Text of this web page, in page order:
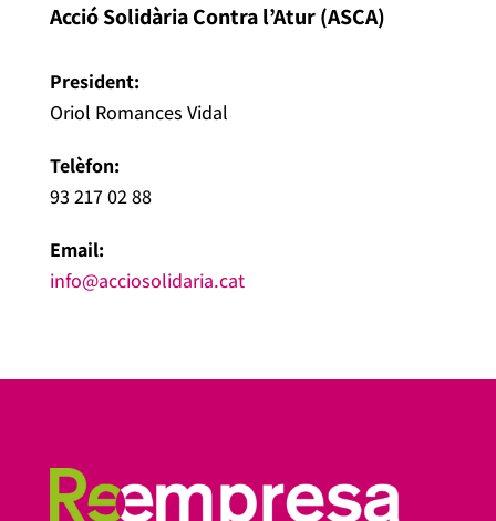
Acció Solidària Contra l’Atur (ASCA)
President:
Oriol Romances Vidal
Telèfon:
93 217 02 88
Email:
info@acciosolidaria.cat